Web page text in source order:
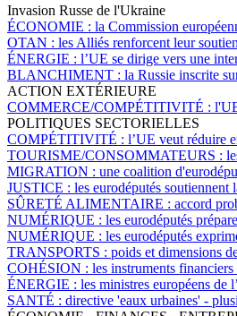
Invasion Russe de l'Ukraine
ÉCONOMIE : la Commission
OTAN : les Alliés renforcent leur
ÉNERGIE : l’UE se dirige vers une
BLANCHIMENT : la Russie inscrite
ACTION EXTÉRIEURE
COMMERCE/COMPÉTITIVITÉ :
POLITIQUES SECTORIELLES
COMPÉTITIVITÉ : l’UE veut réduire
TOURISME/CONSOMMATEURS :
MIGRATION : une coalition
JUSTICE : les eurodéputés
SÛRETÉ ALIMENTAIRE : accord
NUMÉRIQUE : les eurodéputés
NUMÉRIQUE : les eurodéputés
TRANSPORTS : poids et dimensions
COHÉSION : les instruments
ÉNERGIE : les ministres européens de
SANTÉ : directive 'eaux urbaines' -